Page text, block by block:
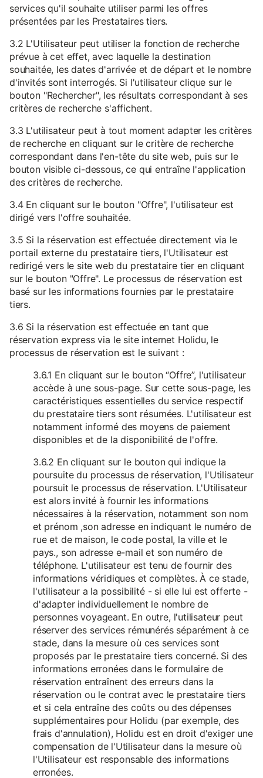
services qu'il souhaite utiliser parmi les offres
présentées par les Prestataires tiers.
3.2 L'Utilisateur peut utiliser la fonction de recherche
prévue à cet effet, avec laquelle la destination
souhaitée, les dates d'arrivée et de départ et le nombre
d'invités sont interrogés. Si l'utilisateur clique sur le
bouton "Rechercher", les résultats correspondant à ses
critères de recherche s'affichent.
3.3 L'utilisateur peut à tout moment adapter les critères
de recherche en cliquant sur le critère de recherche
correspondant dans l'en-tête du site web, puis sur le
bouton visible ci-dessous, ce qui entraîne l'application
des critères de recherche.
3.4 En cliquant sur le bouton "Offre", l'utilisateur est
dirigé vers l'offre souhaitée.
3.5 Si la réservation est effectuée directement via le
portail externe du prestataire tiers, l'Utilisateur est
redirigé vers le site web du prestataire tier en cliquant
sur le bouton "Offre". Le processus de réservation est
basé sur les informations fournies par le prestataire
tiers.
3.6 Si la réservation est effectuée en tant que
réservation express via le site internet Holidu, le
processus de réservation est le suivant :
3.6.1 En cliquant sur le bouton “Offre”, l'utilisateur
accède à une sous-page. Sur cette sous-page, les
caractéristiques essentielles du service respectif
du prestataire tiers sont résumées. L'utilisateur est
notamment informé des moyens de paiement
disponibles et de la disponibilité de l'offre.
3.6.2 En cliquant sur le bouton qui indique la
poursuite du processus de réservation, l'Utilisateur
poursuit le processus de réservation. L'Utilisateur
est alors invité à fournir les informations
nécessaires à la réservation, notamment son nom
et prénom ,son adresse en indiquant le numéro de
rue et de maison, le code postal, la ville et le
pays., son adresse e-mail et son numéro de
téléphone. L'utilisateur est tenu de fournir des
informations véridiques et complètes. À ce stade,
l'utilisateur a la possibilité - si elle lui est offerte -
d'adapter individuellement le nombre de
personnes voyageant. En outre, l'utilisateur peut
réserver des services rémunérés séparément à ce
stade, dans la mesure où ces services sont
proposés par le prestataire tiers concerné. Si des
informations erronées dans le formulaire de
réservation entraînent des erreurs dans la
réservation ou le contrat avec le prestataire tiers
et si cela entraîne des coûts ou des dépenses
supplémentaires pour Holidu (par exemple, des
frais d'annulation), Holidu est en droit d'exiger une
compensation de l'Utilisateur dans la mesure où
l'Utilisateur est responsable des informations
erronées.